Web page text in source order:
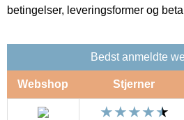
betingelser, leveringsformer og
Bedst anmeldte
Webshop Stjerner